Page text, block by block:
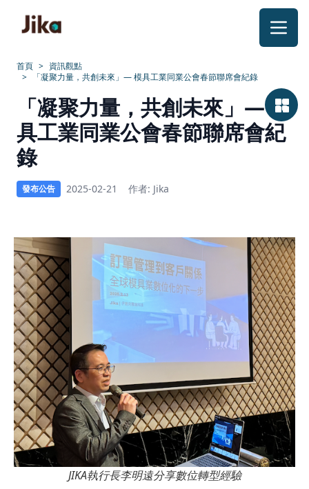
首頁 > 資訊觀點
>
「凝聚力量，共創未來」— 模具工業同業公會春節聯席會紀錄
「凝
聚
力
量，
共
創
未
來」
—
台
灣
模
具
工
業
「凝聚力量，共創未來」— 模
具工業同業公會春節聯席會紀
錄
發布公告 2025-02-21 作者: Jika
JIKA執行長李明遠分享數位轉型經驗